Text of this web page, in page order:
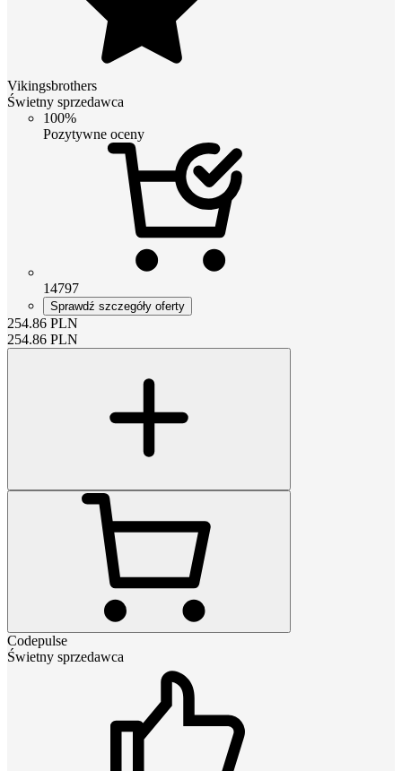
Vikingsbrothers
Świetny sprzedawca
100%
Pozytywne oceny
14797
Sprawdź szczegóły oferty
254.86 PLN
254.86 PLN
Codepulse
Świetny sprzedawca